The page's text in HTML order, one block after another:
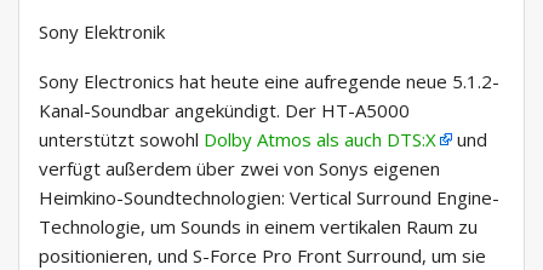
Sony Elektronik
Sony Electronics hat heute eine aufregende neue 5.1.2-
Kanal-Soundbar angekündigt. Der HT-A5000
unterstützt sowohl Dolby Atmos als auch DTS:X
und
verfügt außerdem über zwei von Sonys eigenen
Heimkino-Soundtechnologien: Vertical Surround Engine-
Technologie, um Sounds in einem vertikalen Raum zu
positionieren, und S-Force Pro Front Surround, um sie